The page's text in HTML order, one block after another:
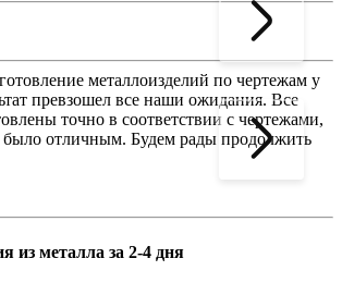
металлоизделий по чертежам у
превзошел все наши ожидания. Все
точно в соответствии с чертежами,
было отличным. Будем рады продолжить
из металла за 2-4 дня